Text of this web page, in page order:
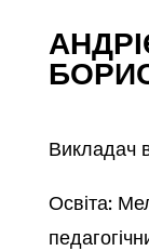
Викладач
Освіта: